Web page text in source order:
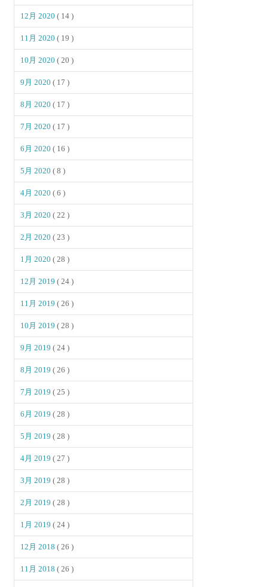
12月 2020( 14 )
11月 2020( 19 )
10月 2020( 20 )
9月 2020( 17 )
8月 2020( 17 )
7月 2020( 17 )
6月 2020( 16 )
5月 2020( 8 )
4月 2020( 6 )
3月 2020( 22 )
2月 2020( 23 )
1月 2020( 28 )
12月 2019( 24 )
11月 2019( 26 )
10月 2019( 28 )
9月 2019( 24 )
8月 2019( 26 )
7月 2019( 25 )
6月 2019( 28 )
5月 2019( 28 )
4月 2019( 27 )
3月 2019( 28 )
2月 2019( 28 )
1月 2019( 24 )
12月 2018( 26 )
11月 2018( 26 )